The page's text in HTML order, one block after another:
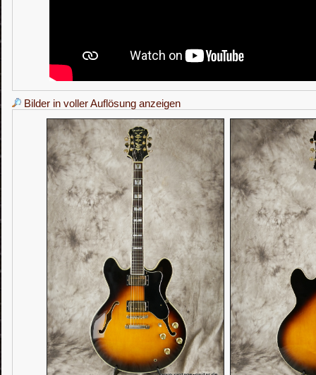
Bilder in voller Auflösung anzeigen